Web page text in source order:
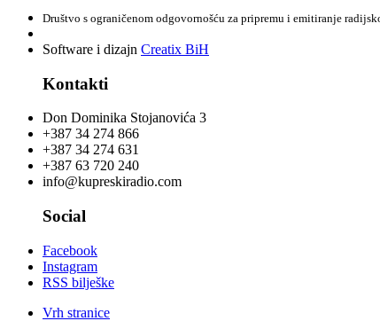
Društvo s ograničenom odgovornošću za pripremu i emitiranje
Software i dizajn Creatix BiH
Kontakti
Don Dominika Stojanovića 3
+387 34 274 866
+387 34 274 631
+387 63 720 240
info@kupreskiradio.com
Social
Facebook
Instagram
RSS bilješke
Vrh stranice